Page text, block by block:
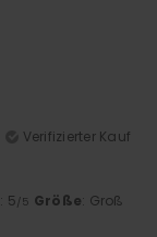
Verifizierter Kauf
: 5/5 Größe: Groß